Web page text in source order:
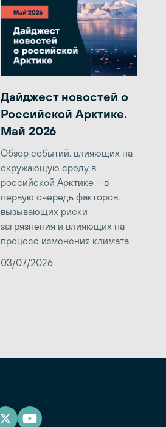
Дайджест новостей о
Российской Арктике.
Май 2026
Обзор событий, влияющих на
окружающую среду в
российской Арктике – в
первую очередь факторов,
вызывающих риски
загрязнения и влияющих на
процесс изменения климата
03/07/2026